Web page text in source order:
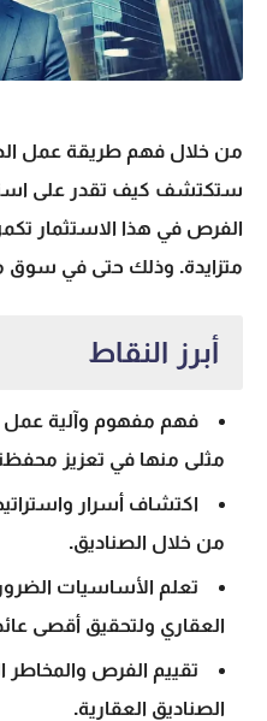
من خلال فهم طريقة عمل
ستكتشف كيف تقدر على
الفرص في هذا الاستثمار
متزايدة. وذلك حتى في سوق
أبرز النقاط
فهم مفهوم وآلية عمل
مثلى منها في تعزيز
اكتشاف أسرار
من خلال الصناديق.
تعلم الأساسيات
العقاري ولتحقيق أقصى
تقييم الفرص والمخاطر
الصناديق العقارية.